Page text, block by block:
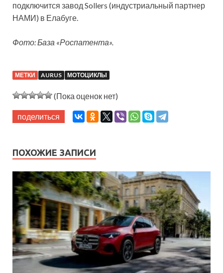
подключится завод Sollers (индустриальный партнер
НАМИ) в Елабуге.
Фото: База «Роспатента».
МЕТКИ AURUS МОТОЦИКЛЫ
(Пока оценок нет)
поделиться
ПОХОЖИЕ ЗАПИСИ